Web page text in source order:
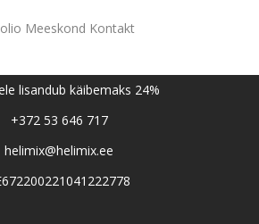
Meeskond Kontakt
lisandub käibemaks 24%
+372 53 646 717
helimix@helimix.ee